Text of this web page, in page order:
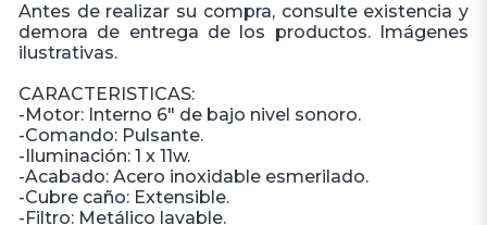
Antes de realizar su compra, consulte existencia y
demora de entrega de los productos. Imágenes
ilustrativas.
CARACTERISTICAS:
-Motor: Interno 6" de bajo nivel sonoro.
-Comando: Pulsante.
-Iluminación: 1 x 11w.
-Acabado: Acero inoxidable esmerilado.
-Cubre caño: Extensible.
-Filtro: Metálico lavable.